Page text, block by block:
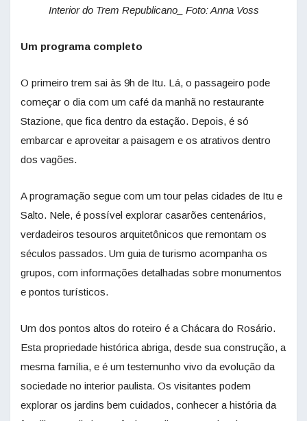
Interior do Trem Republicano_ Foto: Anna Voss
Um programa completo
O primeiro trem sai às 9h de Itu. Lá, o passageiro pode
começar o dia com um café da manhã no restaurante
Stazione, que fica dentro da estação. Depois, é só
embarcar e aproveitar a paisagem e os atrativos dentro
dos vagões.
A programação segue com um tour pelas cidades de Itu e
Salto. Nele, é possível explorar casarões centenários,
verdadeiros tesouros arquitetônicos que remontam os
séculos passados. Um guia de turismo acompanha os
grupos, com informações detalhadas sobre monumentos
e pontos turísticos.
Um dos pontos altos do roteiro é a Chácara do Rosário.
Esta propriedade histórica abriga, desde sua construção, a
mesma família, e é um testemunho vivo da evolução da
sociedade no interior paulista. Os visitantes podem
explorar os jardins bem cuidados, conhecer a história da